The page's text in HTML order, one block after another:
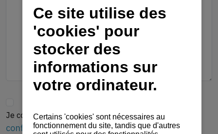
Je comprends et acceptela politique générale de
confidentialité